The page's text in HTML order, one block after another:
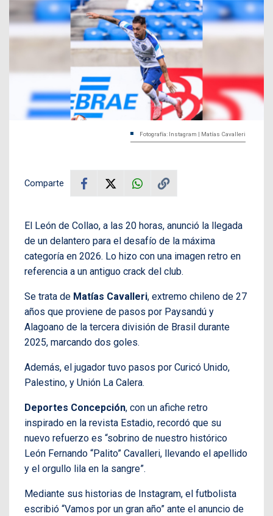
Fotografía: Instagram | Matías Cavalleri
Comparte
El León de Collao, a las 20 horas, anunció la llegada
de un delantero para el desafío de la máxima
categoría en 2026. Lo hizo con una imagen retro en
referencia a un antiguo crack del club.
Se trata de Matías Cavalleri, extremo chileno de 27
años que proviene de pasos por Paysandú y
Alagoano de la tercera división de Brasil durante
2025, marcando dos goles.
Además, el jugador tuvo pasos por Curicó Unido,
Palestino, y Unión La Calera.
Deportes Concepción, con un afiche retro
inspirado en la revista Estadio, recordó que su
nuevo refuerzo es “sobrino de nuestro histórico
León Fernando “Palito” Cavalleri, llevando el apellido
y el orgullo lila en la sangre”.
Mediante sus historias de Instagram, el futbolista
escribió “Vamos por un gran año” ante el anuncio de